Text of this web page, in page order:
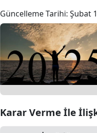
Güncelleme Tarihi: Şubat
Karar Verme İle